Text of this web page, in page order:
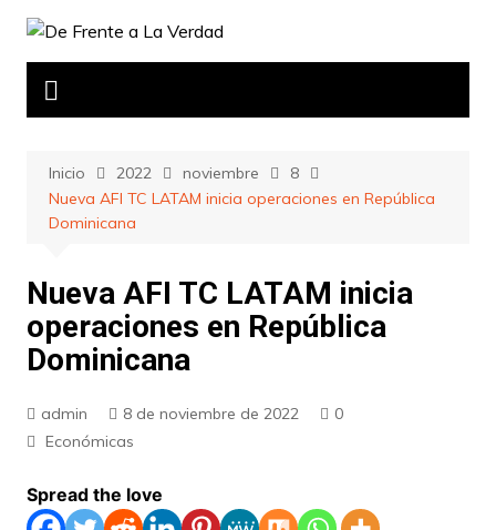
Saltar
contenido
Inicio 2022 noviembre
8
Nueva AFI TC LATAM inicia operaciones en República
Dominicana
Nueva AFI TC LATAM inicia
operaciones en República
Dominicana
admin 8 de noviembre de 2022
0
Económicas
Spread the love